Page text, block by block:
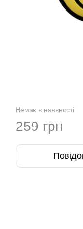
Немає в наявності
259 грн